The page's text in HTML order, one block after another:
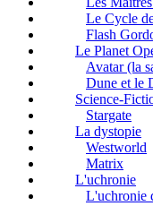
Le Cycle
Flash
Le Planet
Avatar (la
Dune et le
Science-
Stargate
La dystopie
Westworld
Matrix
L'uchronie
L'uchronie